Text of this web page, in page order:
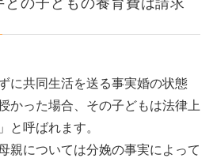
に共同生活を送る事実婚の状態
かった場合、その子どもは法律上
と呼ばれます。
親については分娩の事実によって